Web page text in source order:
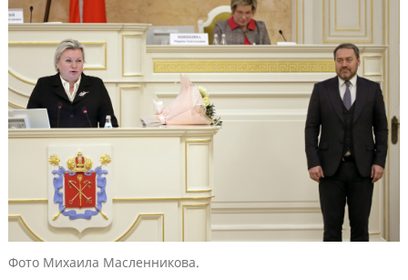
Фото Михаила Масленникова.